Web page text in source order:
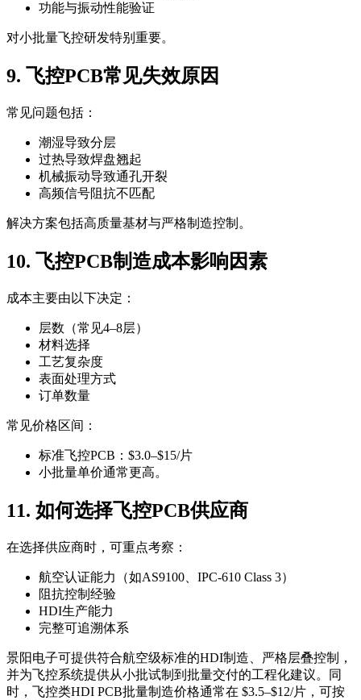
功能与振动性能验证
对小批量飞控研发特别重要。
9. 飞控PCB常见失效原因
常见问题包括：
潮湿导致分层
过热导致焊盘翘起
机械振动导致通孔开裂
高频信号阻抗不匹配
解决方案包括高质量基材与严格制造控制。
10. 飞控PCB制造成本影响因素
成本主要由以下决定：
层数（常见4–8层）
材料选择
工艺复杂度
表面处理方式
订单数量
常见价格区间：
标准飞控PCB：$3.0–$15/片
小批量单价通常更高。
11. 如何选择飞控PCB供应商
在选择供应商时，可重点考察：
航空认证能力（如AS9100、IPC-610 Class 3）
阻抗控制经验
HDI生产能力
完整可追溯体系
景阳电子可提供符合航空级标准的HDI制造、严格层叠控制，
并为飞控系统提供从小批试制到批量交付的工程化建议。同
时，飞控类HDI PCB批量制造价格通常在 $3.5–$12/片，可按